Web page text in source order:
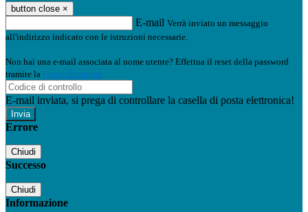
button close ×
E-mail Verrà inviato un messaggio
all'indirizzo indicato con le istruzioni necessarie.
Non hai una e-mail associata al nome utente? Effettua il reset della password
tramite la Login Spaggiari
E-mail inviata, si prega di controllare la casella di posta elettronica!
Errore
Chiudi
Successo
Chiudi
Informazione